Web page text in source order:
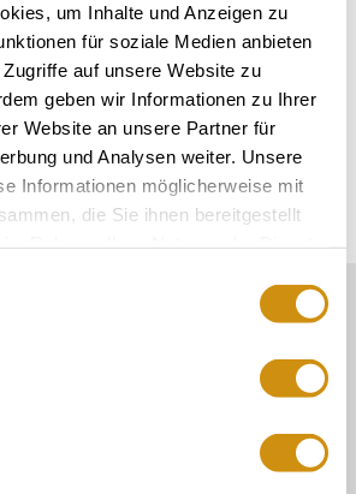
um Inhalte und Anzeigen zu
für soziale Medien anbieten
auf unsere Website zu
geben wir Informationen zu Ihrer
Website an unsere Partner für
und Analysen weiter. Unsere
Informationen möglicherweise mit
die Sie ihnen bereitgestellt
to-date information about your visit
Order
download offer , many flyers and
directly. Keep up to date
events in the Ingelheim region with
contact: